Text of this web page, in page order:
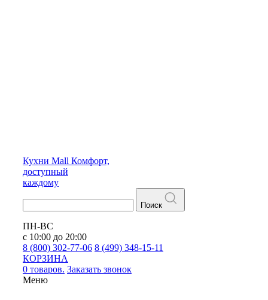
Кухни Mall Комфорт,
доступный
каждому
Поиск
ПН-ВС
с 10:00 до 20:00
8 (800) 302-77-06 8 (499) 348-15-11
КОРЗИНА
0 товаров. Заказать звонок
Меню